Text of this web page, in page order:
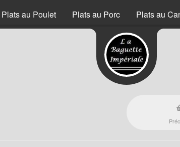
Plats au Poulet Plats au Porc Plats au